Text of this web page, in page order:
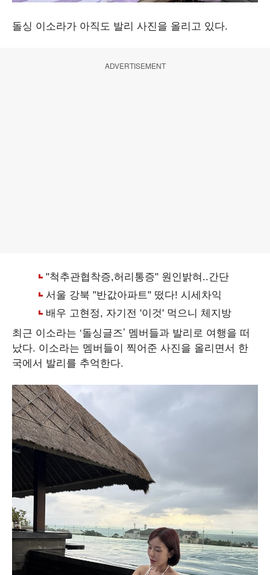
돌싱 이소라가 아직도 발리 사진을 올리고 있다.
ADVERTISEMENT
최근 이소라는 ‘돌싱글즈’ 멤버들과 발리로 여행을 떠
났다. 이소라는 멤버들이 찍어준 사진을 올리면서 한
국에서 발리를 추억한다.